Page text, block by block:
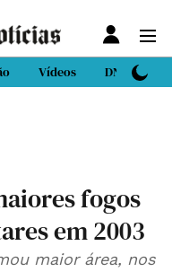
Vídeos DN Sport
fogos
em 2003
maior área, nos